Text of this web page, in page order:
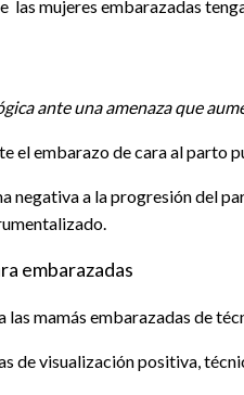
las mujeres embarazadas
ante una amenaza que
el embarazo de cara al parto
negativa a la progresión del
embarazadas
mamás embarazadas de
de visualización positiva,